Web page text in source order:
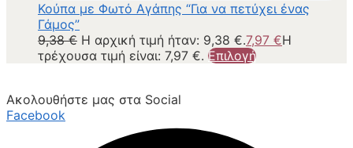
Κούπα με Φωτό Αγάπης “Για να πετύχει ένας
Γάμος”
9,38€ Η αρχική τιμή ήταν: 9,38 €.7,97 €Η
τρέχουσα τιμή είναι: 7,97 €. Επιλογή
Ακολουθήστε μας στα Social
Facebook